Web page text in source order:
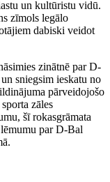
un kultūristu vidū.
zīmols legālo
dabiski veidot
zinātnē par D-
sniegsim ieskatu no
pārveidojošo
zāles
šī rokasgrāmata
par D-Bal